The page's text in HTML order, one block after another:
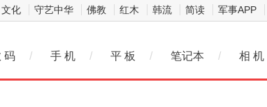
文化 守艺中华 佛教 红木 韩流 简读 军事APP
码 / 手 机 / 平 板 / 笔记本 / 相 机